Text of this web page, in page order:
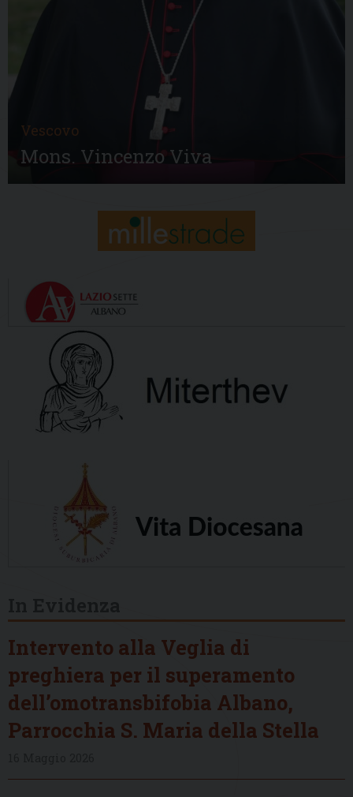
Vescovo
Mons. Vincenzo Viva
Intervento alla Veglia di
preghiera per il superamento
dell’omotransbifobia Albano,
Parrocchia S. Maria della Stella